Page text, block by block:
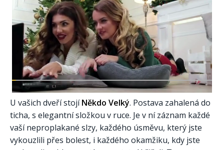
U vašich dveří stojíNěkdo Velký. Postava zahalená do
ticha, s elegantní složkou v ruce. Je v ní záznam každé
vaší neproplakané slzy, každého úsměvu, který jste
vykouzlili přes bolest, i každého okamžiku, kdy jste